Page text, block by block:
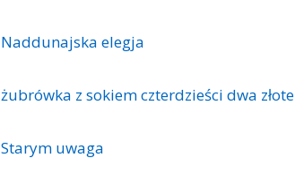
Naddunajska elegja
żubrówka z sokiem czterdzieści dwa złote
Starym uwaga